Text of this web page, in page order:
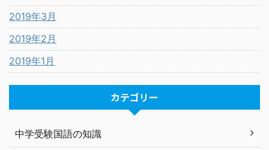
2019年3月
2019年2月
2019年1月
カテゴリー
中学受験国語の知識